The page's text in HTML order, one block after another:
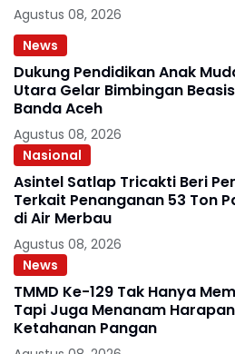
Agustus 08, 2026
News
Dukung Pendidikan Anak
Utara Gelar Bimbingan
Banda Aceh
Agustus 08, 2026
Nasional
Asintel Satlap Tricakti Beri
Terkait Penanganan 53 Ton
di Air Merbau
Agustus 08, 2026
News
TMMD Ke-129 Tak Hanya
Tapi Juga Menanam
Ketahanan Pangan